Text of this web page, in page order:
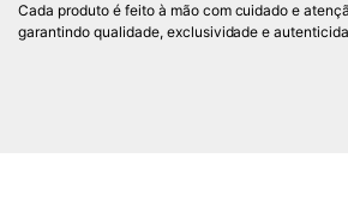
Cada produto é feito à mão com cuidado e
garantindo qualidade, exclusividade e